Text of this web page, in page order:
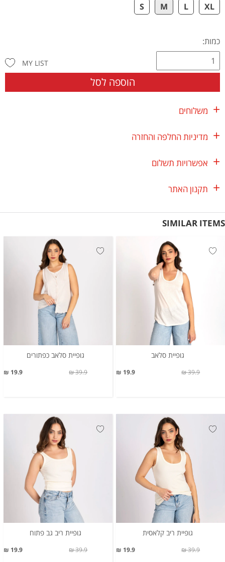
XL
L
M
S
כמות:
הוספה לסל
MY LIST
משלוחים
מדיניות החלפה והחזרה
אפשרויות תשלום
תקנון האתר
SIMILAR ITEMS
גופיית סלאב
19.9 ₪ 39.9 ₪
גופיית סלאב כפתורים
19.9 ₪ 39.9 ₪
גופיית ריב קלאסית
19.9 ₪ 39.9 ₪
גופיית ריב גב פתוח
19.9 ₪ 39.9 ₪